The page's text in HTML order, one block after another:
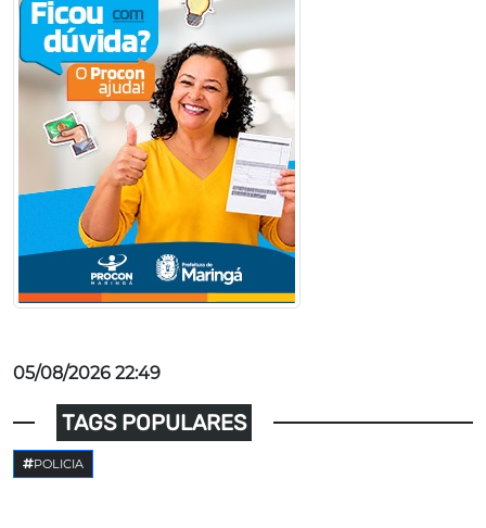
05/08/2026 22:49
TAGS POPULARES
POLICIA